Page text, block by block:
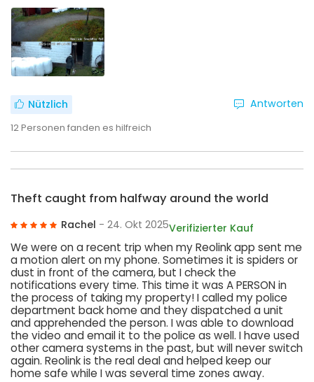
Nützlich
12Personen fanden es hilfreich
Antworten
Theft caught from halfway around the world
Rachel - 24. Okt 2025Verifizierter Kauf
We were on a recent trip when my Reolink app sent me
a motion alert on my phone. Sometimes it is spiders or
dust in front of the camera, but I check the
notifications every time. This time it was A PERSON in
the process of taking my property! I called my police
department back home and they dispatched a unit
and apprehended the person. I was able to download
the video and email it to the police as well. I have used
other camera systems in the past, but will never switch
again. Reolink is the real deal and helped keep our
home safe while I was several time zones away.